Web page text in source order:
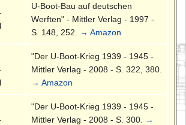
U-Boot-Bau auf deutschen
Werften" - Mittler Verlag - 1997 -
S. 148, 252.
→ Amazon
"Der U-Boot-Krieg 1939 - 1945 -
Mittler Verlag - 2008 - S. 322, 380.
→ Amazon
"Der U-Boot-Krieg 1939 - 1945 -
Mittler Verlag - 2008 - S. 300.
→